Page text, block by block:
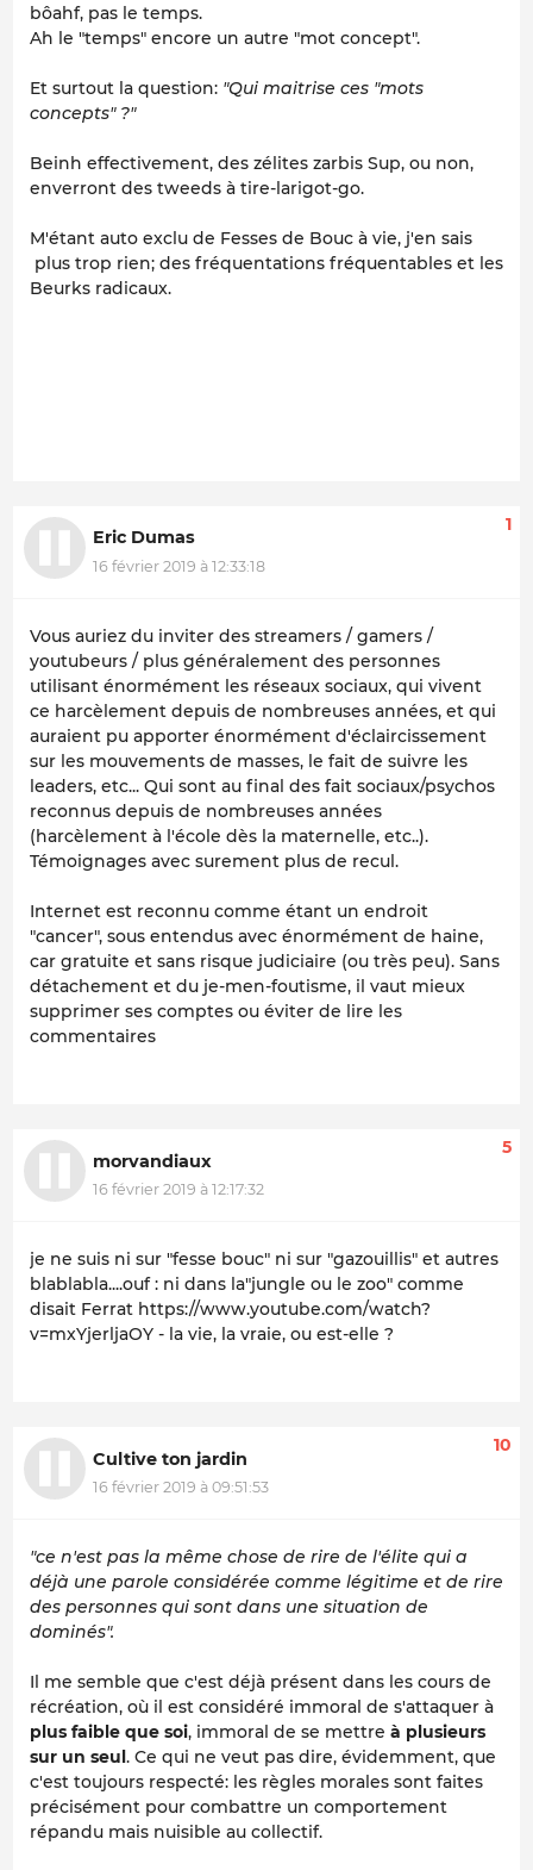
bôahf, pas le temps.
Ah le "temps" encore un autre "mot concept".
Et surtout la question: "Qui maitrise ces "mots
concepts" ?"
Beinh effectivement, des zélites zarbis Sup, ou non,
enverront des tweeds à tire-larigot-go.
M'étant auto exclu de Fesses de Bouc à vie, j'en sais
plus trop rien; des fréquentations fréquentables et les
Beurks radicaux.
Eric Dumas
16 février 2019 à 12:33:18
1
Vous auriez du inviter des streamers / gamers /
youtubeurs / plus généralement des personnes
utilisant énormément les réseaux sociaux, qui vivent
ce harcèlement depuis de nombreuses années, et qui
auraient pu apporter énormément d'éclaircissement
sur les mouvements de masses, le fait de suivre les
leaders, etc... Qui sont au final des fait sociaux/psychos
reconnus depuis de nombreuses années
(harcèlement à l'école dès la maternelle, etc..).
Témoignages avec surement plus de recul.
Internet est reconnu comme étant un endroit
"cancer", sous entendus avec énormément de haine,
car gratuite et sans risque judiciaire (ou très peu). Sans
détachement et du je-men-foutisme, il vaut mieux
supprimer ses comptes ou éviter de lire les
commentaires
morvandiaux
16 février 2019 à 12:17:32
5
je ne suis ni sur "fesse bouc" ni sur "gazouillis" et autres
blablabla....ouf : ni dans la"jungle ou le zoo" comme
disait Ferrat https://www.youtube.com/watch?
v=mxYjerljaOY - la vie, la vraie, ou est-elle ?
Cultive ton jardin
16 février 2019 à 09:51:53
10
"ce n'est pas la même chose de rire de l'élite qui a
déjà une parole considérée comme légitime et de rire
des personnes qui sont dans une situation de
dominés".
Il me semble que c'est déjà présent dans les cours de
récréation, où il est considéré immoral de s'attaquer à
plus faible que soi, immoral de se mettre à plusieurs
sur un seul. Ce qui ne veut pas dire, évidemment, que
c'est toujours respecté: les règles morales sont faites
précisément pour combattre un comportement
répandu mais nuisible au collectif.